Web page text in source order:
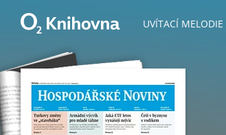
UVÍTACÍ MELODIE